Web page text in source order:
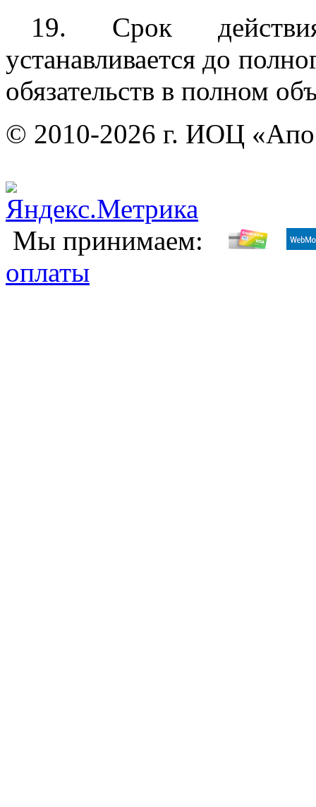
19. Срок
устанавливается до
обязательств в полном
© 2010-2026 г. ИОЦ
Мы принимаем:
оплаты